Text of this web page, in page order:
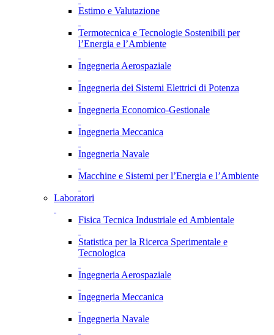
Estimo e Valutazione
Termotecnica e Tecnologie Sostenibili per
l’Energia e l’Ambiente
Ingegneria Aerospaziale
Ingegneria dei Sistemi Elettrici di Potenza
Ingegneria Economico-Gestionale
Ingegneria Meccanica
Ingegneria Navale
Macchine e Sistemi per l’Energia e l’Ambiente
Laboratori
Fisica Tecnica Industriale ed Ambientale
Statistica per la Ricerca Sperimentale e
Tecnologica
Ingegneria Aerospaziale
Ingegneria Meccanica
Ingegneria Navale